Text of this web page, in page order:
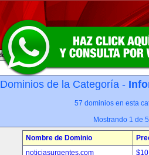
Dominios de la Categoría -
57 dominios en esta
Mostrando 1 de
Nombre de Dominio
noticiasurgentes.com